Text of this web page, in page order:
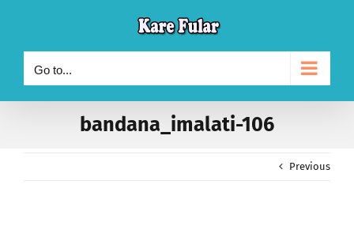
content
Go to...
bandana_imalati-106
Previous